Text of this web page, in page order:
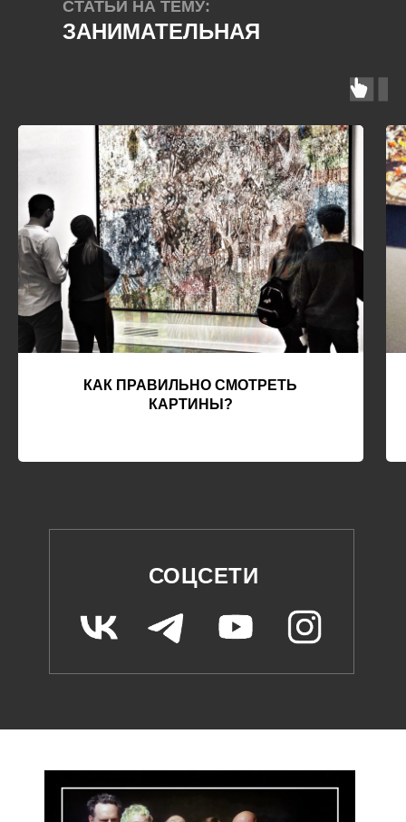
СТАТЬИ НА ТЕМУ:
ЗАНИМАТЕЛЬНАЯ
КАК ПРАВИЛЬНО СМОТРЕТЬ
КАРТИНЫ?
СОЦСЕТИ